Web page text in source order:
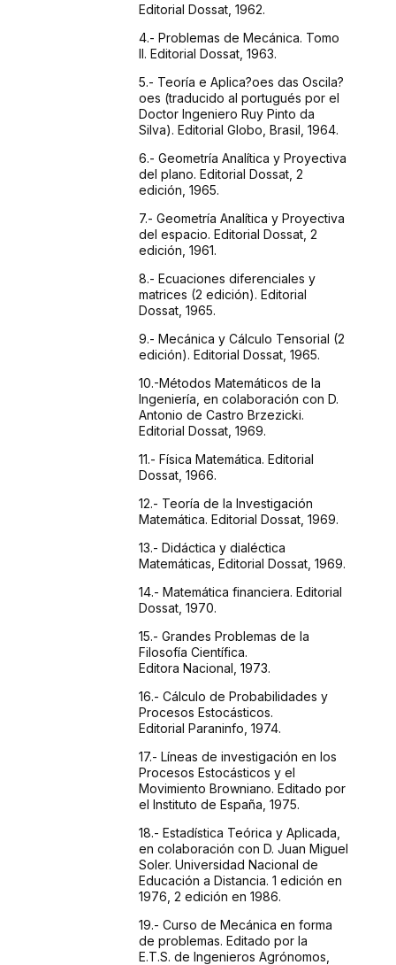
Editorial Dossat, 1962.
4.- Problemas de Mecánica. Tomo
II. Editorial Dossat, 1963.
5.- Teoría e Aplica?oes das Oscila?
oes (traducido al portugués por el
Doctor Ingeniero Ruy Pinto da
Silva). Editorial Globo, Brasil, 1964.
6.- Geometría Analítica y Proyectiva
del plano. Editorial Dossat, 2
edición, 1965.
7.- Geometría Analítica y Proyectiva
del espacio. Editorial Dossat, 2
edición, 1961.
8.- Ecuaciones diferenciales y
matrices (2 edición). Editorial
Dossat, 1965.
9.- Mecánica y Cálculo Tensorial (2
edición). Editorial Dossat, 1965.
10.-Métodos Matemáticos de la
Ingeniería, en colaboración con D.
Antonio de Castro Brzezicki.
Editorial Dossat, 1969.
11.- Física Matemática. Editorial
Dossat, 1966.
12.- Teoría de la Investigación
Matemática. Editorial Dossat, 1969.
13.- Didáctica y dialéctica
Matemáticas, Editorial Dossat, 1969.
14.- Matemática financiera. Editorial
Dossat, 1970.
15.- Grandes Problemas de la
Filosofía Científica.
Editora Nacional, 1973.
16.- Cálculo de Probabilidades y
Procesos Estocásticos.
Editorial Paraninfo, 1974.
17.- Líneas de investigación en los
Procesos Estocásticos y el
Movimiento Browniano. Editado por
el Instituto de España, 1975.
18.- Estadística Teórica y Aplicada,
en colaboración con D. Juan Miguel
Soler. Universidad Nacional de
Educación a Distancia. 1 edición en
1976, 2 edición en 1986.
19.- Curso de Mecánica en forma
de problemas. Editado por la
E.T.S. de Ingenieros Agrónomos,